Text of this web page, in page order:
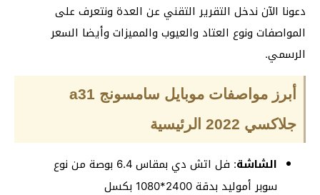
دعونا الآن ندخل التقرير التقني عن العدة ونتعرف على
المواصفات ونوع العتاد والعيوب والمميزات وأيضا السعر
الرسمي.
أبرز مواصفات موبايل سامسونج a31
جلاكسي 2022 الرئيسية
الشاشة
: فل اتش دي بمقاس 6.4 بوصة من نوع
سوبر أموليد بدقة 2400*1080 بكسل